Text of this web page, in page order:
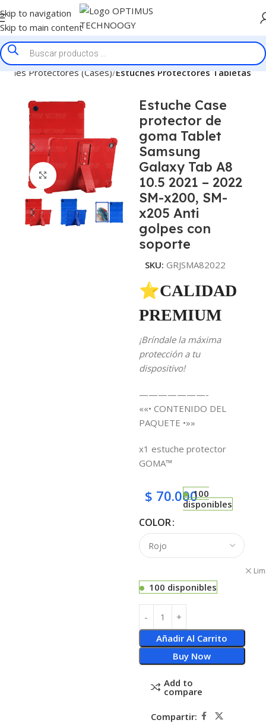
Skip to navigation
Skip to main content
Protectores (Cases) Estuches Protectores Tabletas
Click to enlarge
Estuche Case
protector de
goma Tablet
Samsung
Galaxy Tab A8
10.5 2021 – 2022
SM-x200, SM-
x205 Anti
golpes con
soporte
SKU: GRJSMA82022
⭐CALIDAD
PREMIUM
¡Bríndale la máxima
protección a tu
dispositivo!
———————-
««• CONTENIDO DEL
PAQUETE •»»
x1 estuche protector
GOMA™
$ 70.000100
disponibles
COLOR
100 disponibles
Añadir Al Carrito
Buy Now
Add to
compare
Compartir: